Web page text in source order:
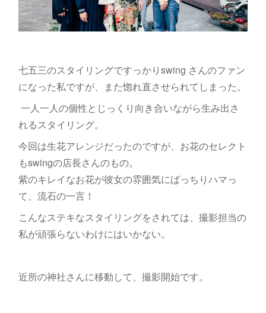
七五三のスタイリングですっかりswing さんのファン
になった私ですが、また惚れ直させられてしまった。
一人一人の個性とじっくり向き合いながら生み出さ
れるスタイリング。
今回は生花アレンジだったのですが、お花のセレクト
もswingの店長さんのもの。
紫のキレイなお花が彼女の雰囲気にばっちりハマっ
て、流石の一言！
こんなステキなスタイリングをされては、撮影担当の
私が頑張らないわけにはいかない。
近所の神社さんに移動して、撮影開始です。